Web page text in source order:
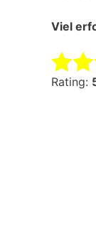
Viel
Rate
Rating: